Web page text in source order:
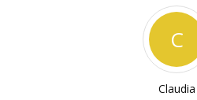
C
Claudia